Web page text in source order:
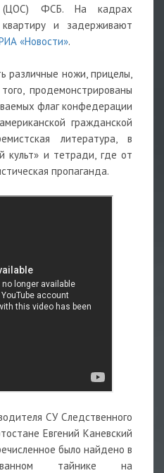
(ЦОС) ФСБ. На кадрах
и задерживают
«Новости».
ножи, прицелы,
продемонстрированы
флаг конфедерации
гражданской
литература, в
культ» и тетради, где от
пропаганда.
СУ Следственного
Евгений Каневский
было найдено в
тайнике на